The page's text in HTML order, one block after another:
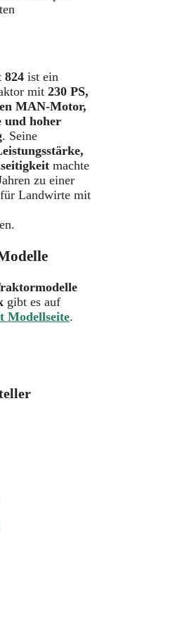
824 ist ein
mit 230 PS,
MAN-Motor,
und hoher
. Seine
machte
zu einer
Landwirte mit
gibt es auf
Modellseite.